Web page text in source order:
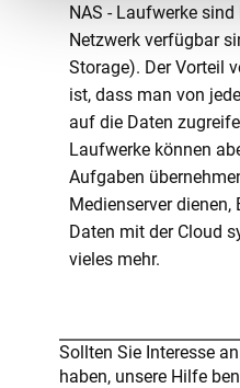
NAS - Laufwerke
Netzwerk verfügbar
Storage). Der Vorteil
ist, dass man von
auf die Daten
Laufwerke können
Aufgaben
Medienserver
Daten mit der Cloud
vieles mehr.
Sollten Sie Interesse
haben, unsere Hilfe